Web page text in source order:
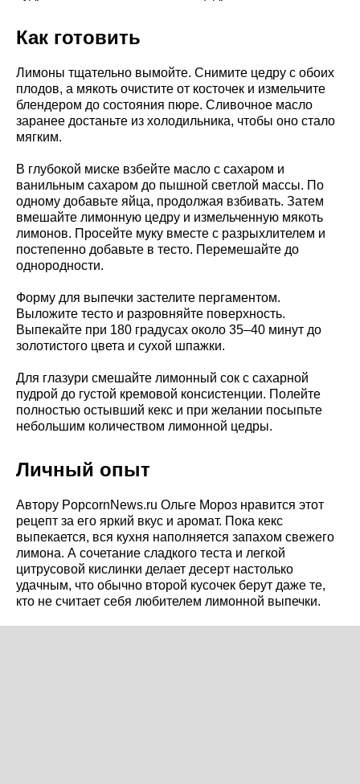
Как готовить
Лимоны тщательно вымойте. Снимите цедру с обоих
плодов, а мякоть очистите от косточек и измельчите
блендером до состояния пюре. Сливочное масло
заранее достаньте из холодильника, чтобы оно стало
мягким.
В глубокой миске взбейте масло с сахаром и
ванильным сахаром до пышной светлой массы. По
одному добавьте яйца, продолжая взбивать. Затем
вмешайте лимонную цедру и измельченную мякоть
лимонов. Просейте муку вместе с разрыхлителем и
постепенно добавьте в тесто. Перемешайте до
однородности.
Форму для выпечки застелите пергаментом.
Выложите тесто и разровняйте поверхность.
Выпекайте при 180 градусах около 35–40 минут до
золотистого цвета и сухой шпажки.
Для глазури смешайте лимонный сок с сахарной
пудрой до густой кремовой консистенции. Полейте
полностью остывший кекс и при желании посыпьте
небольшим количеством лимонной цедры.
Личный опыт
Автору PopcornNews.ru Ольге Мороз нравится этот
рецепт за его яркий вкус и аромат. Пока кекс
выпекается, вся кухня наполняется запахом свежего
лимона. А сочетание сладкого теста и легкой
цитрусовой кислинки делает десерт настолько
удачным, что обычно второй кусочек берут даже те,
кто не считает себя любителем лимонной выпечки.